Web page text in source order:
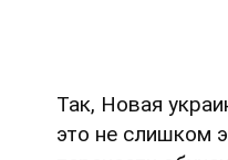
Так, Новая
это не слишком